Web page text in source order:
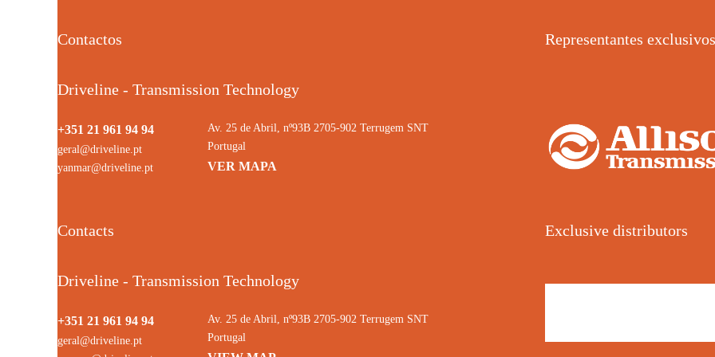
Contactos
Driveline - Transmission Technology
+351 21 961 94 94
geral@driveline.pt
yanmar@driveline.pt
Av. 25 de Abril, nº93B 2705-902 Terrugem SNT
Portugal
VER MAPA
Representantes exclusivos
Contacts
Driveline - Transmission Technology
+351 21 961 94 94
geral@driveline.pt
Av. 25 de Abril, nº93B 2705-902 Terrugem SNT
Portugal
Exclusive distributors